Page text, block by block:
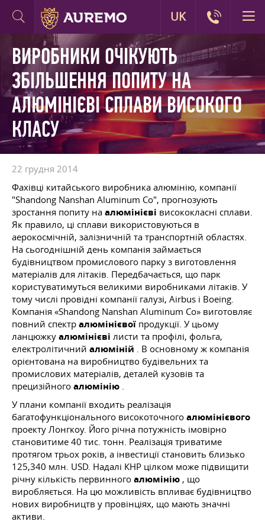
ВИРОБНИКИ ОЧІКУЮТЬ
ЗБІЛЬШЕННЯ ПОПИТУ НА
АЛЮМІНІЄВІ СПЛАВИ ВИСОКОГО
КЛАСУ
22 грудня 2014
Фахівці китайського виробника алюмінію, компанії
"Shandong Nanshan Aluminum Co", прогнозують
зростання попиту на алюмінієві висококласні сплави.
Як правило, ці сплави використовуються в
аерокосмічній, залізничній та транспортній областях.
На сьогоднішній день компанія займається
будівництвом промислового парку з виготовлення
матеріалів для літаків. Передбачається, що парк
користуватимуться великими виробниками літаків. У
тому числі провідні компанії галузі, Airbus і Boeing.
Компанія «Shandong Nanshan Aluminum Co» виготовляє
повний спектр алюмінієвої продукції. У цьому
ланцюжку алюмінієві листи та профілі, фольга,
електролітичний алюміній . В основному ж компанія
орієнтована на виробництво будівельних та
промислових матеріалів, деталей кузовів та
прецизійного алюмінію .
У плани компанії входить реалізація
багатофункціонального високоточного алюмінієвого
проекту Лонгкоу. Його річна потужність імовірно
становитиме 40 тис. тонн. Реалізація триватиме
протягом трьох років, а інвестиції становить близько
125,340 млн. USD. Надалі КНР цілком може підвищити
річну кількість первинного алюмінію , що
виробляється. На цю можливість впливає будівництво
нових виробництв у провінціях, що мають значні
активи.
UK